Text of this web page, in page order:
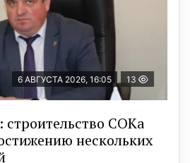
6 АВГУСТА 2026, 16:05 13
СОКа
нескольких